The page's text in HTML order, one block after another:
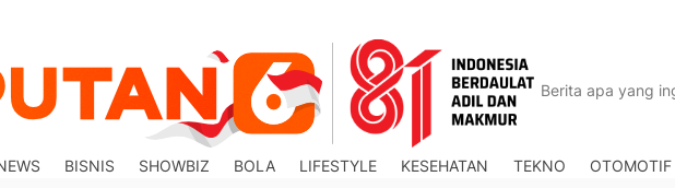
BISNIS SHOWBIZ BOLA LIFESTYLE KESEHATAN TEKNO OTOMOTIF